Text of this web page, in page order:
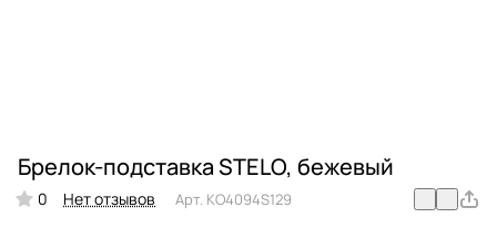
Брелок-подставка STELO, бежевый
0 Нет отзывов Арт. KO4094S129